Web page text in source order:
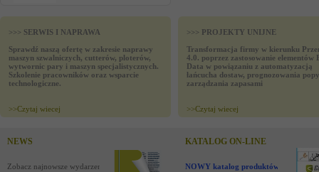
>>> SERWIS I NAPRAWA
Sprawdź naszą ofertę w zakresie naprawy
maszyn szwalniczych, cutterów, ploterów,
wytwornic pary i maszyn specjalistycznych.
Szkolenie pracowników oraz wsparcie
technologiczne.
>>Czytaj wiecej
>>> PROJEKTY UNIJNE
Transformacja firmy w kierunku
4.0. poprzez zastosowanie elementów
Data w powiązaniu z automatyzacją
łańcucha dostaw, prognozowania
zarządzania zapasami
>>Czytaj wiecej
NEWS
Zobacz najnowsze wydarzenia
KATALOG ON-LINE
NOWY katalog produktów !